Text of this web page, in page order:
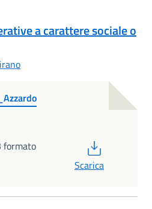
a carattere sociale o
formato
Scarica